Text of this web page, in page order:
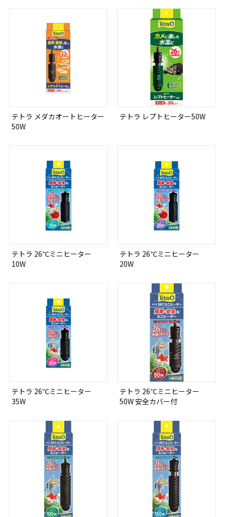
テトラ メダカオートヒーター
50W
テトラ レプトヒーター50W
テトラ 26℃ミニヒーター
10W
テトラ 26℃ミニヒーター
20W
テトラ 26℃ミニヒーター
35W
テトラ 26℃ミニヒーター
50W 安全カバー付